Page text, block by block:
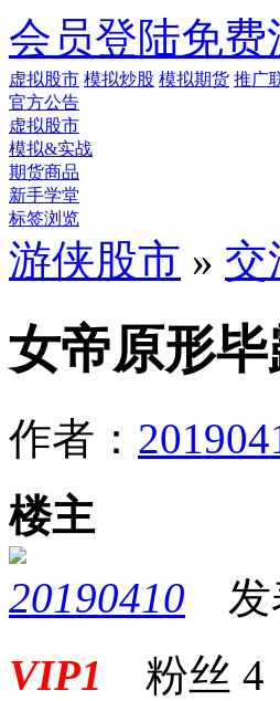
会员登陆免费
虚拟股市 模拟炒股 模拟期货 推广
官方公告
虚拟股市
模拟&实战
期货商品
新手学堂
标签浏览
游侠股市 » 交
女帝原形
作者：
楼主
20190410 发
VIP1 粉丝 4